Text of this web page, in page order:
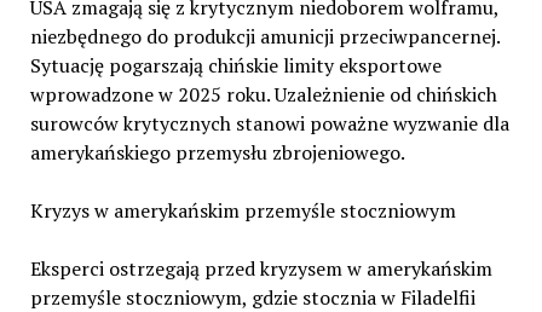
USA zmagają się z krytycznym niedoborem wolframu,
niezbędnego do produkcji amunicji przeciwpancernej.
Sytuację pogarszają chińskie limity eksportowe
wprowadzone w 2025 roku. Uzależnienie od chińskich
surowców krytycznych stanowi poważne wyzwanie dla
amerykańskiego przemysłu zbrojeniowego.
Kryzys w amerykańskim przemyśle stoczniowym
Eksperci ostrzegają przed kryzysem w amerykańskim
przemyśle stoczniowym, gdzie stocznia w Filadelfii